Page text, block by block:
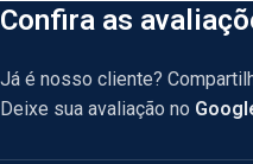
Confira as
Já é nosso cliente?
Deixe sua avaliação no